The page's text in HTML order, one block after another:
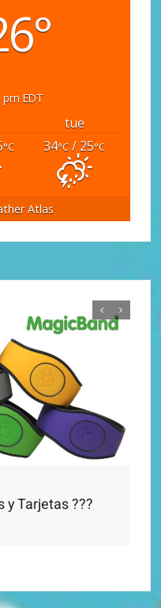
pm EDT
tue
°C 34°C / 25°C
Atlas
y Tarjetas ???